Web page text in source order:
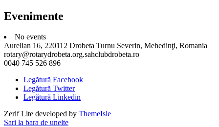
Evenimente
No events
Aurelian 16, 220112 Drobeta Turnu Severin, Mehedinţi, Romania
rotary@rotarydrobeta.org.sahclubdrobeta.ro
0040 745 526 896
Legătură Facebook
Legătură Twitter
Legătură Linkedin
Zerif Lite developed by ThemeIsle
Sari la bara de unelte